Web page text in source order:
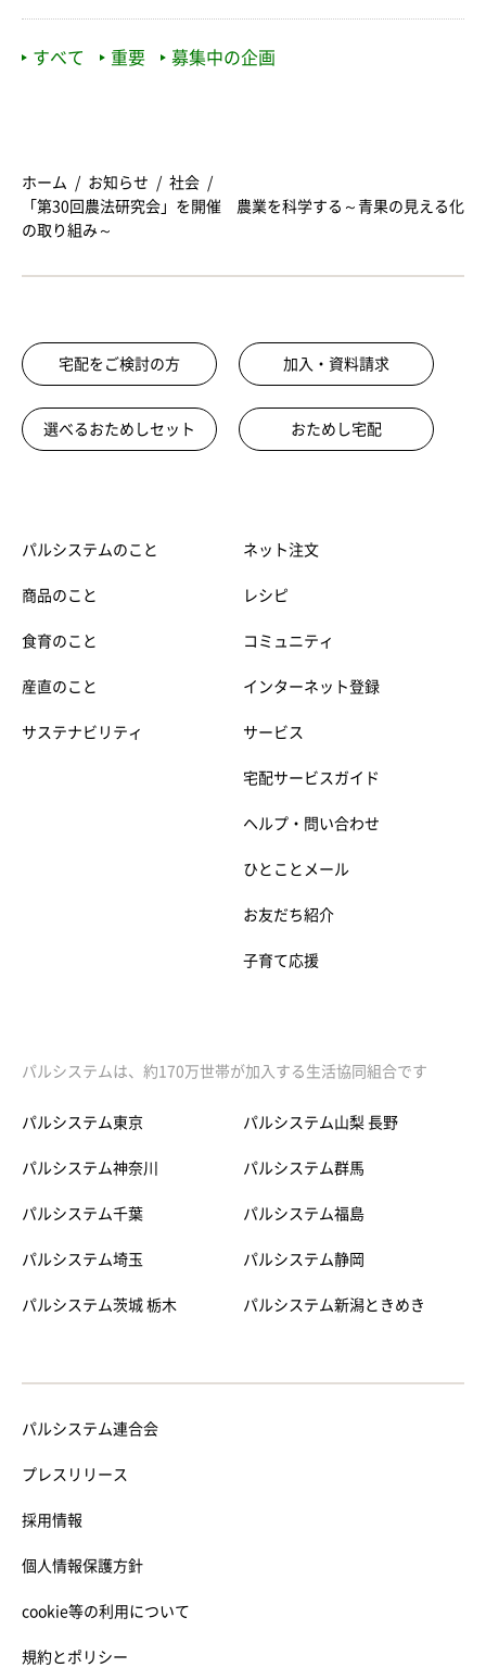
すべて 重要 募集中の企画
ホーム お知らせ
社会
「第30回農法研究会」を開催 農業を科学する～青果の見える化
の取り組み～
宅配をご検討の方 加入・資料請求
選べるおためしセット おためし宅配
パルシステムのこと
商品のこと
食育のこと
産直のこと
サステナビリティ
ネット注文
レシピ
コミュニティ
インターネット登録
サービス
宅配サービスガイド
ヘルプ・問い合わせ
ひとことメール
お友だち紹介
子育て応援
パルシステムは、約170万世帯が加入する生活協同組合です
パルシステム東京
パルシステム神奈川
パルシステム千葉
パルシステム埼玉
パルシステム茨城 栃木
パルシステム山梨 長野
パルシステム群馬
パルシステム福島
パルシステム静岡
パルシステム新潟ときめき
パルシステム連合会
プレスリリース
採用情報
個人情報保護方針
cookie等の利用について
規約とポリシー